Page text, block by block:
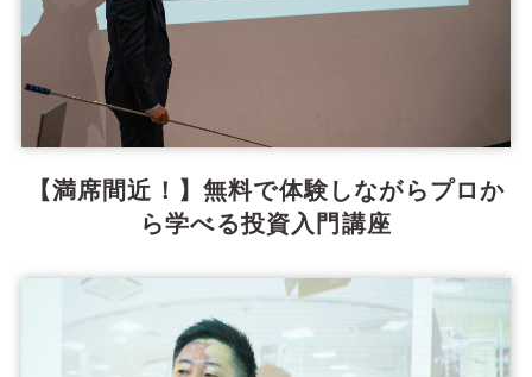
【満席間近！】無料で体験しながらプロか
ら学べる投資入門講座